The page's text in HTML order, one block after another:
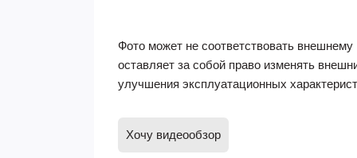
Фото может не соответствовать
оставляет за собой право изменять
улучшения эксплуатационных
Хочу видеообзор